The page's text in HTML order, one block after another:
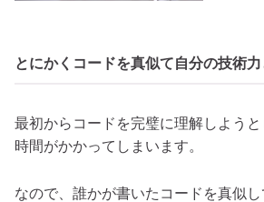
とにかくコードを真似て自分の技術
最初からコードを完璧に理解しようと
時間がかかってしまいます。
なので、誰かが書いたコードを真似し